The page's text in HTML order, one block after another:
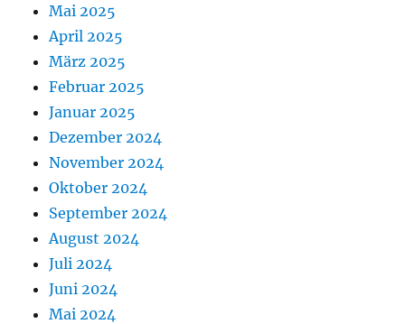
Mai 2025
April 2025
März 2025
Februar 2025
Januar 2025
Dezember 2024
November 2024
Oktober 2024
September 2024
August 2024
Juli 2024
Juni 2024
Mai 2024